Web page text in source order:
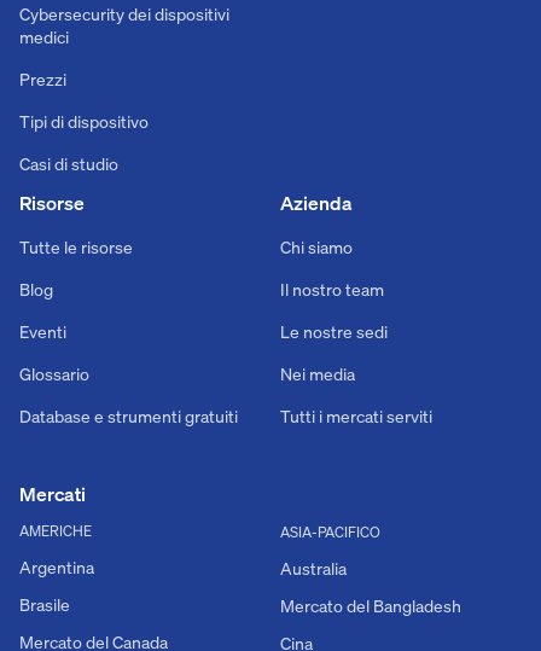
Cybersecurity dei dispositivi
medici
Prezzi
Tipi di dispositivo
Casi di studio
Risorse
Tutte le risorse
Blog
Eventi
Glossario
Database e strumenti gratuiti
Azienda
Chi siamo
Il nostro team
Le nostre sedi
Nei media
Tutti i mercati serviti
Mercati
AMERICHE
Argentina
Brasile
Mercato del Canada
ASIA-PACIFICO
Australia
Mercato del Bangladesh
Cina